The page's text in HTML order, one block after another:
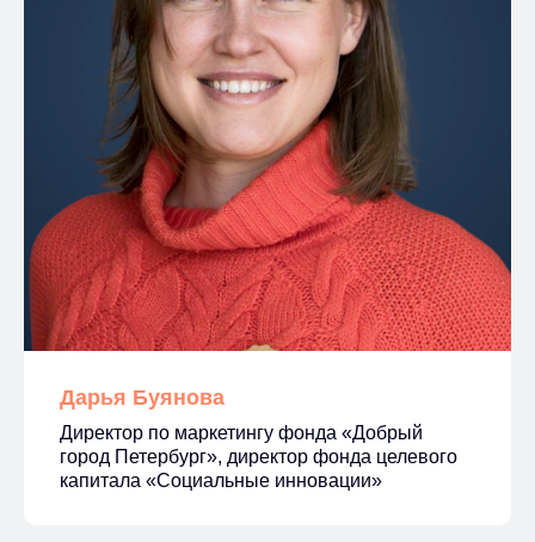
Дарья Буянова
Директор по маркетингу фонда «Добрый
город Петербург», директор фонда целевого
капитала «Социальные инновации»